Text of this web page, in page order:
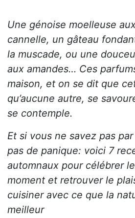
Une génoise moelleuse
cannelle, un gâteau
la muscade, ou une
aux amandes… Ces
maison, et on se dit que
qu’aucune autre, se
se contemple.
Et si vous ne savez pas
pas de panique: voici 7
automnaux pour célébrer
moment et retrouver le
cuisiner avec ce que la
meilleur